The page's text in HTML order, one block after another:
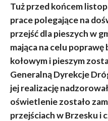
Tuż przed końcem
prace polegające na
przejść dla pieszych w
mająca na celu
kołowym i pieszym
Generalną Dyrekcje
jej realizację
oświetlenie zostało
przejściach w Brzesku i